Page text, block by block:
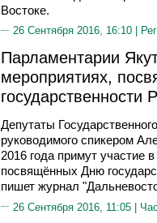
Востоке.
26 Сентября 2016, 16:10 |
Парламентарии
мероприятиях,
государственности
Депутаты
руководимого спикером
2016 года примут участие
посвящённых Дню
пишет журнал
26 Сентября 2016, 11:05 |